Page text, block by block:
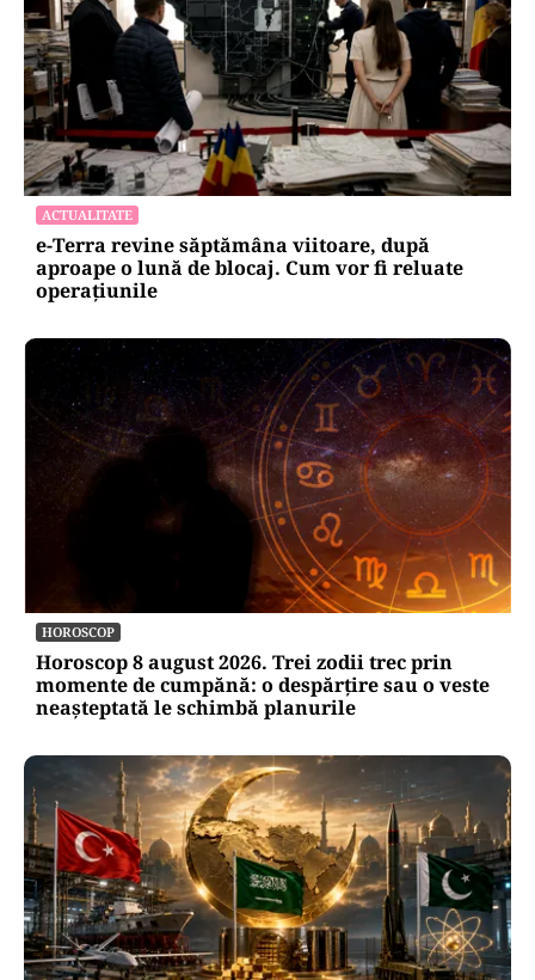
ACTUALITATE
e-Terra revine săptămâna viitoare, după
aproape o lună de blocaj. Cum vor fi reluate
operațiunile
HOROSCOP
Horoscop 8 august 2026. Trei zodii trec prin
momente de cumpănă: o despărțire sau o veste
neașteptată le schimbă planurile